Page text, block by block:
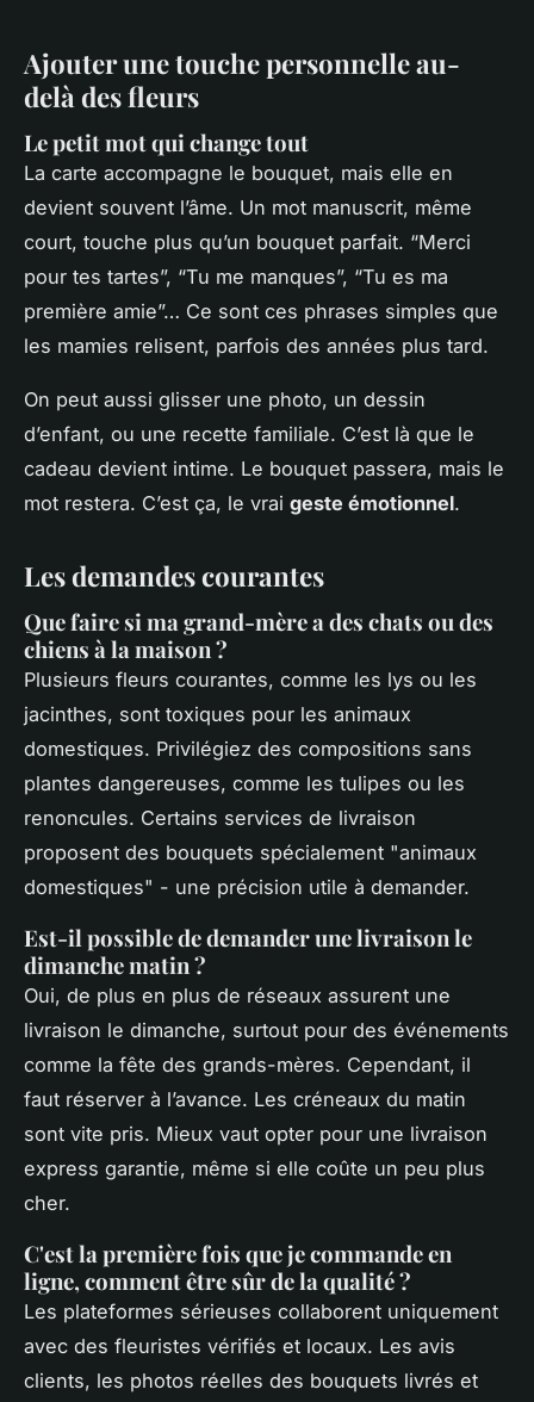
Ajouter une touche personnelle au-
delà des fleurs
Le petit mot qui change tout
La carte accompagne le bouquet, mais elle en
devient souvent l’âme. Un mot manuscrit, même
court, touche plus qu’un bouquet parfait. “Merci
pour tes tartes”, “Tu me manques”, “Tu es ma
première amie”… Ce sont ces phrases simples que
les mamies relisent, parfois des années plus tard.
On peut aussi glisser une photo, un dessin
d’enfant, ou une recette familiale. C’est là que le
cadeau devient intime. Le bouquet passera, mais le
mot restera. C’est ça, le vrai geste émotionnel.
Les demandes courantes
Que faire si ma grand-mère a des chats ou des
chiens à la maison ?
Plusieurs fleurs courantes, comme les lys ou les
jacinthes, sont toxiques pour les animaux
domestiques. Privilégiez des compositions sans
plantes dangereuses, comme les tulipes ou les
renoncules. Certains services de livraison
proposent des bouquets spécialement "animaux
domestiques" - une précision utile à demander.
Est-il possible de demander une livraison le
dimanche matin ?
Oui, de plus en plus de réseaux assurent une
livraison le dimanche, surtout pour des événements
comme la fête des grands-mères. Cependant, il
faut réserver à l’avance. Les créneaux du matin
sont vite pris. Mieux vaut opter pour une livraison
express garantie, même si elle coûte un peu plus
cher.
C'est la première fois que je commande en
ligne, comment être sûr de la qualité ?
Les plateformes sérieuses collaborent uniquement
avec des fleuristes vérifiés et locaux. Les avis
clients, les photos réelles des bouquets livrés et